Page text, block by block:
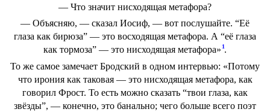
— Что значит нисходящая метафора?
— Объясняю, — сказал Иосиф, — вот послушайте. “Её
глаза как бирюза” — это восходящая метафора. А “её глаза
как тормоза” — это нисходящая метафора» 1.
То же самое замечает Бродский в одном интервью: «Потому
что ирония как таковая — это нисходящая метафора, как
говорил Фрост. То есть можно сказать “твои глаза, как
звёзды”, — конечно, это банально; чего больше всего поэт